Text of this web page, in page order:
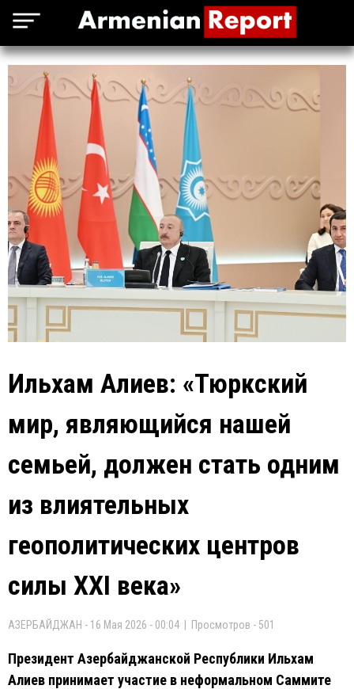
Ильхам Алиев: «Тюркский
мир, являющийся нашей
семьей, должен стать одним
из влиятельных
геополитических центров
силы XXI века»
АЗЕРБАЙДЖАН - 16 Мая 2026 - 00:04 | Просмотров - 501
Президент Азербайджанской Республики Ильхам
Алиев принимает участие в неформальном Саммите